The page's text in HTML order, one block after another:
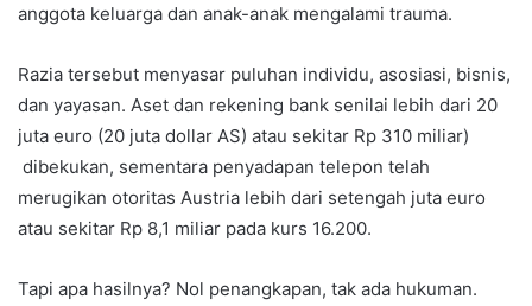
anggota keluarga dan anak-anak mengalami trauma.
Razia tersebut menyasar puluhan individu, asosiasi, bisnis,
dan yayasan. Aset dan rekening bank senilai lebih dari 20
juta euro (20 juta dollar AS) atau sekitar Rp 310 miliar)
dibekukan, sementara penyadapan telepon telah
merugikan otoritas Austria lebih dari setengah juta euro
atau sekitar Rp 8,1 miliar pada kurs 16.200.
Tapi apa hasilnya? Nol penangkapan, tak ada hukuman.